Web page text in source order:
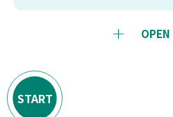
OPEN
START